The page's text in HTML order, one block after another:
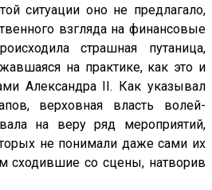
ситуации оно не предлагало,
взгляда на финансовые
страшная путаница,
на практике, как это и
Александра II. Как указывал
верховная власть волей-
на веру ряд мероприятий,
не понимали даже сами их
сходившие со сцены, натворив